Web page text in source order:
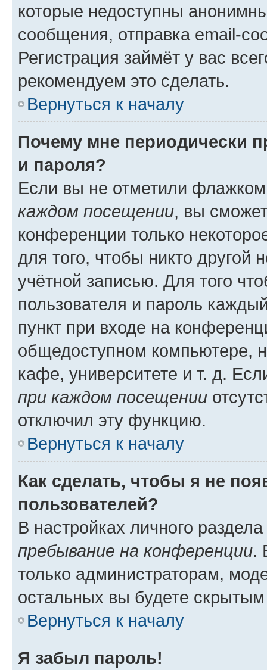
которые недоступны
сообщения, отправка email-
Регистрация займёт у вас
рекомендуем это сделать.
Вернуться к началу
Почему мне периодически
и пароля?
Если вы не отметили
каждом посещении, вы
конференции только
для того, чтобы никто другой
учётной записью. Для того
пользователя и пароль
пункт при входе на
общедоступном компьютере,
кафе, университете и т. д.
при каждом посещении
отключил эту функцию.
Вернуться к началу
Как сделать, чтобы я не
пользователей?
В настройках личного
пребывание на конференции.
только администраторам,
остальных вы будете
Вернуться к началу
Я забыл пароль!